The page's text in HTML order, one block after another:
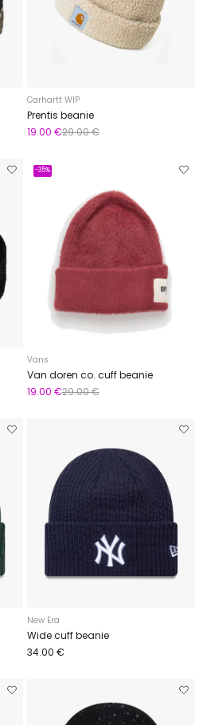
Carhartt WIP
Prentis beanie
19.00 €29.00 €
-35%
Vans
Van doren co. cuff beanie
19.00 €29.00 €
New Era
Wide cuff beanie
34.00 €